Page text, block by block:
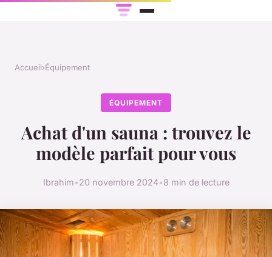
Accueil›Équipement
ÉQUIPEMENT
Achat d'un sauna : trouvez le
modèle parfait pour vous
Ibrahim•20 novembre 2024•8 min de lecture